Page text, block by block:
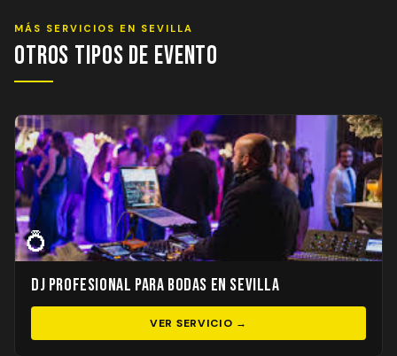
MÁS SERVICIOS EN SEVILLA
Otros Tipos de Evento
💍
DJ Profesional para Bodas en Sevilla
VER SERVICIO →